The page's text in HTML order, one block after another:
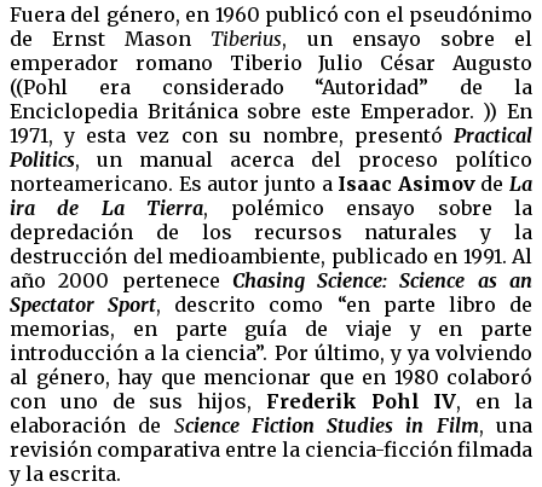
Fuera del género, en 1960 publicó con el pseudónimo
de Ernst Mason Tiberius, un ensayo sobre el
emperador romano Tiberio Julio César Augusto
((Pohl era considerado “Autoridad” de la
Enciclopedia Británica sobre este Emperador. )) En
1971, y esta vez con su nombre, presentó Practical
Politics, un manual acerca del proceso político
norteamericano. Es autor junto a Isaac Asimovde La
ira de La Tierra, polémico ensayo sobre la
depredación de los recursos naturales y la
destrucción del medioambiente, publicado en 1991. Al
año 2000 pertenece Chasing Science: Science as an
Spectator Sport, descrito como “en parte libro de
memorias, en parte guía de viaje y en parte
introducción a la ciencia”. Por último, y ya volviendo
al género, hay que mencionar que en 1980 colaboró
con uno de sus hijos, Frederik Pohl IV, en la
elaboración de Science Fiction Studies in Film, una
revisión comparativa entre la ciencia-ficción filmada
y la escrita.